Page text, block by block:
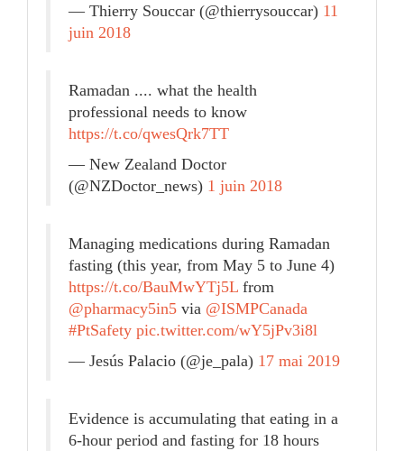
— Thierry Souccar (@thierrysouccar) 11
juin 2018
Ramadan .... what the health
professional needs to know
https://t.co/qwesQrk7TT
— New Zealand Doctor
(@NZDoctor_news) 1 juin 2018
Managing medications during Ramadan
fasting (this year, from May 5 to June 4)
https://t.co/BauMwYTj5L from
@pharmacy5in5 via @ISMPCanada
#PtSafety pic.twitter.com/wY5jPv3i8l
— Jesús Palacio (@je_pala) 17 mai 2019
Evidence is accumulating that eating in a
6-hour period and fasting for 18 hours